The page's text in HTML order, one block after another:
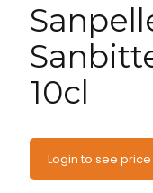
10cl
Login to see price